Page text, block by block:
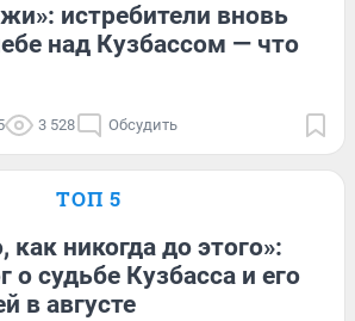
истребители вновь
над Кузбассом — что
3 528 Обсудить
ТОП 5
как никогда до этого»:
о судьбе Кузбасса и его
в августе